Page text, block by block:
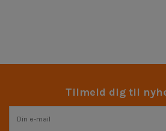
Tilmeld dig til